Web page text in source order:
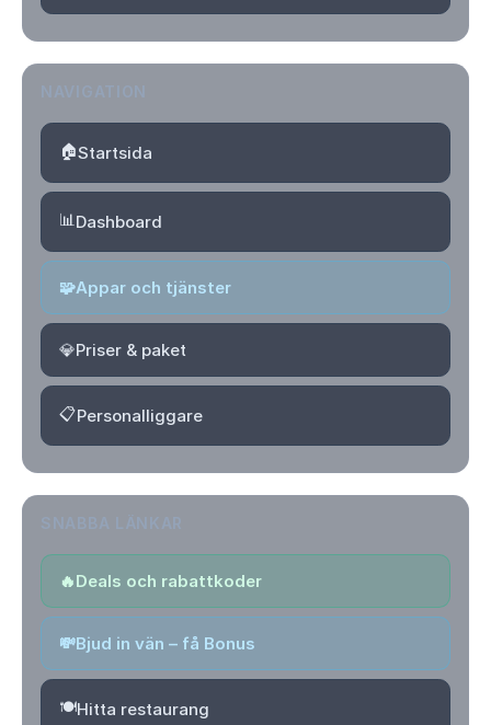
🏠Startsida
📊Dashboard
🧩Appar och tjänster
💎Priser & paket
📋Personalliggare
🔥Deals och rabattkoder
💸Bjud in vän – få Bonus
🍽️Hitta restaurang